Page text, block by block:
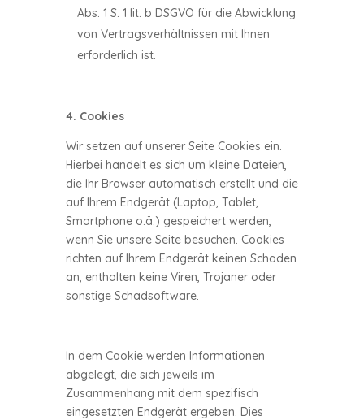
Abs. 1 S. 1 lit. b DSGVO für die Abwicklung
von Vertragsverhältnissen mit Ihnen
erforderlich ist.
4. Cookies
Wir setzen auf unserer Seite Cookies ein.
Hierbei handelt es sich um kleine Dateien,
die Ihr Browser automatisch erstellt und die
auf Ihrem Endgerät (Laptop, Tablet,
Smartphone o.ä.) gespeichert werden,
wenn Sie unsere Seite besuchen. Cookies
richten auf Ihrem Endgerät keinen Schaden
an, enthalten keine Viren, Trojaner oder
sonstige Schadsoftware.
In dem Cookie werden Informationen
abgelegt, die sich jeweils im
Zusammenhang mit dem spezifisch
eingesetzten Endgerät ergeben. Dies